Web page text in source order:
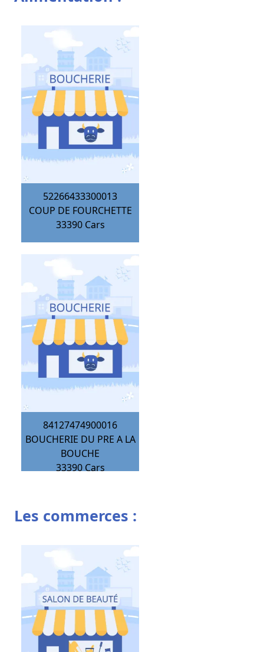
52266433300013
COUP DE FOURCHETTE
33390 Cars
84127474900016
BOUCHERIE DU PRE A LA
BOUCHE
33390 Cars
Les commerces :